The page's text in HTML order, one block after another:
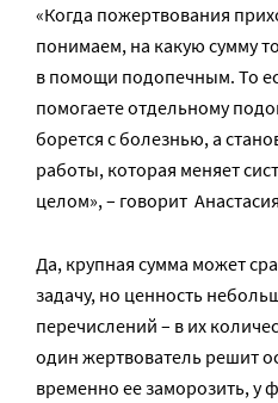
«Когда пожертвования
понимаем, на какую сумму
в помощи подопечным. То
помогаете отдельному
борется с болезнью, а
работы, которая меняет
целом», – говорит
Да, крупная сумма может
задачу, но ценность
перечислений – в их
один жертвователь решит
временно ее заморозить, у